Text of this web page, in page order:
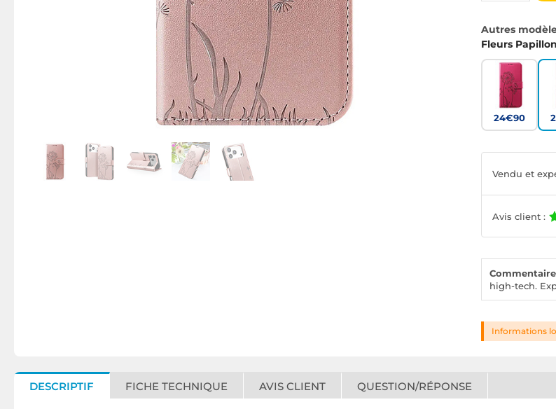
Autres
Fleurs
24€90
Vendu et
Avis client :
high-tech.
Informations
DESCRIPTIF FICHE TECHNIQUE AVIS CLIENT QUESTION/RÉPONSE